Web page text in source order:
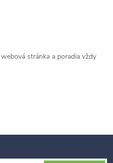
stránka a poradia vždy